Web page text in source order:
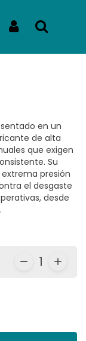
75-90
en un
de alta
que exigen
Su
presión
el desgaste
desde
1